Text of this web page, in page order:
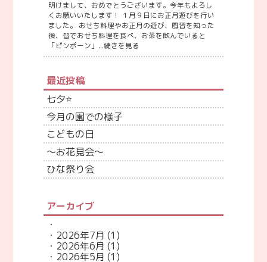
明けまして、おめでとうございます。今年もよろし
くお願いいたします！ １月９日にお正月遊びを行い
ました。 おせち料理やお正月の遊び、風習を知った
後、皆でおせち料理を食べ、お茶を飲んでいると
「ピンポーン」...続きを見る
最近投稿
七夕⭐
今月の園での様子
こどもの日
～お花見会～
ひな祭り会
アーカイブ
2026年7月 (1)
2026年6月 (1)
2026年5月 (1)